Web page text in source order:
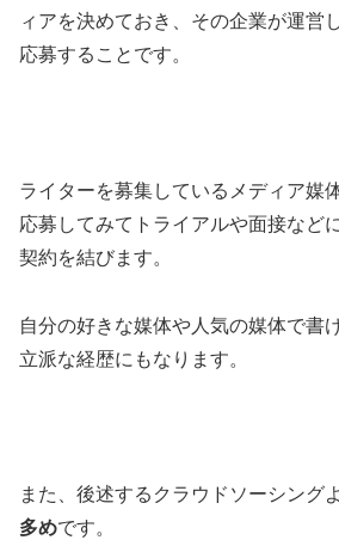
ィアを決めておき、その企業が運営
応募することです。
ライターを募集しているメディア媒
応募してみてトライアルや面接など
契約を結びます。
自分の好きな媒体や人気の媒体で書
立派な経歴にもなります。
また、後述するクラウドソーシング
多めです。